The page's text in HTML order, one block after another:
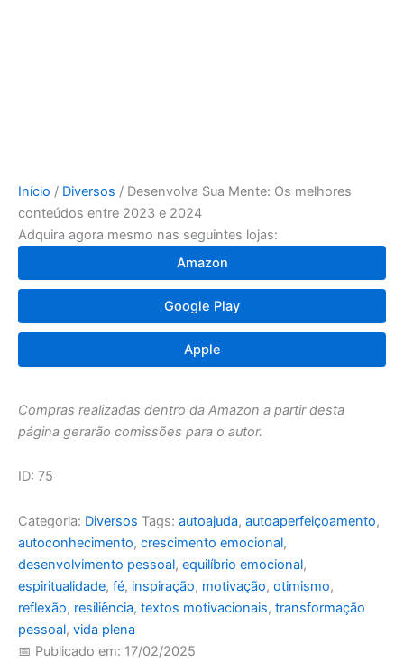
Início / Diversos / Desenvolva Sua Mente: Os melhores
conteúdos entre 2023 e 2024
Adquira agora mesmo nas seguintes lojas:
Amazon
Google Play
Apple
Compras realizadas dentro da Amazon a partir desta
página gerarão comissões para o autor.
ID: 75
Categoria: Diversos Tags: autoajuda, autoaperfeiçoamento,
autoconhecimento, crescimento emocional,
desenvolvimento pessoal, equilíbrio emocional,
espiritualidade, fé, inspiração, motivação, otimismo,
reflexão, resiliência, textos motivacionais, transformação
pessoal, vida plena
📅 Publicado em: 17/02/2025